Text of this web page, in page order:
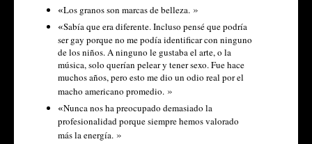
«Los granos son marcas de belleza. »
«Sabía que era diferente. Incluso pensé que podría
ser gay porque no me podía identificar con ninguno
de los niños. A ninguno le gustaba el arte, o la
música, solo querían pelear y tener sexo. Fue hace
muchos años, pero esto me dio un odio real por el
macho americano promedio. »
«Nunca nos ha preocupado demasiado la
profesionalidad porque siempre hemos valorado
más la energía. »